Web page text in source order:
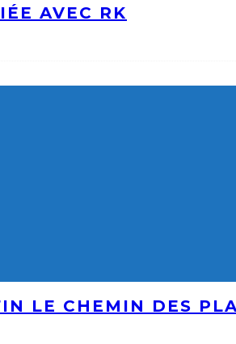
AVEC RK
LE CHEMIN DES